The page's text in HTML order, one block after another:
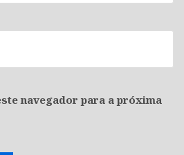
navegador para a próxima